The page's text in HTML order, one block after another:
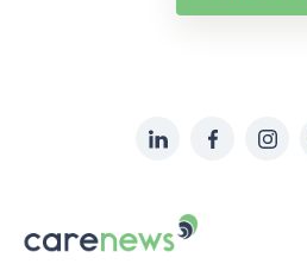
sur:
LinkedInFacebook
Carenews,
Le